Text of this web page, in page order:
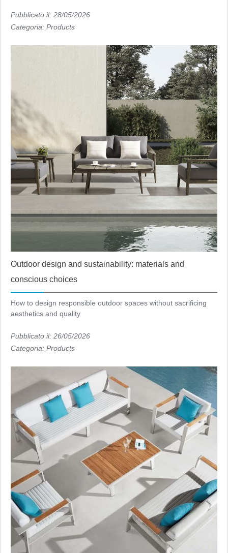
Pubblicato il: 28/05/2026
Categoria: Products
Outdoor design and sustainability: materials and
conscious choices
How to design responsible outdoor spaces without sacrificing
aesthetics and quality
Pubblicato il: 26/05/2026
Categoria: Products